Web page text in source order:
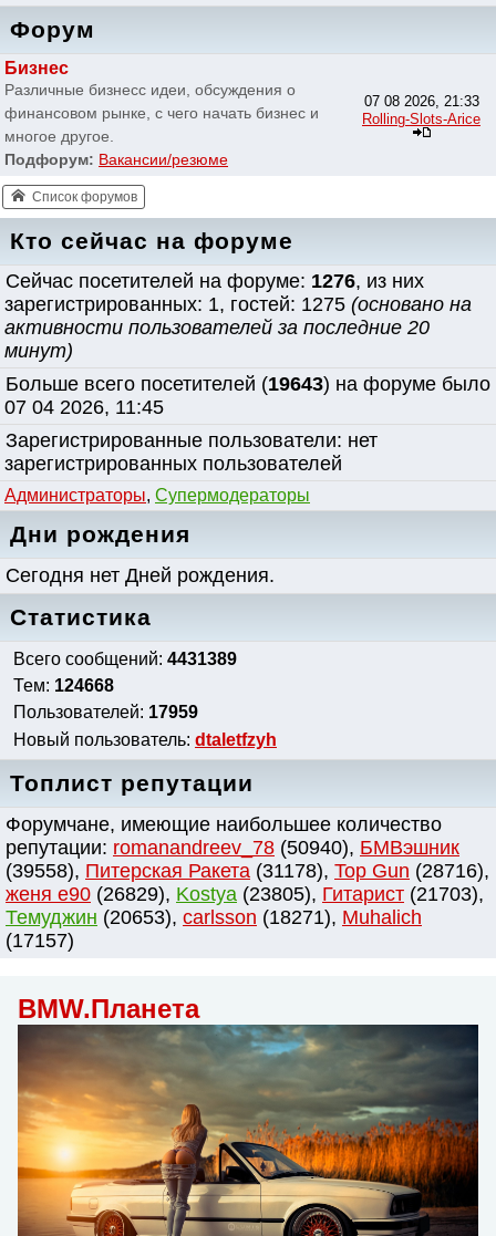
Кто сейчас на форуме
Сейчас посетителей на форуме: 1276, из них
зарегистрированных: 1, гостей: 1275 (основано на
активности пользователей за последние 20
минут)
Больше всего посетителей (19643) на форуме было
07 04 2026, 11:45
Зарегистрированные пользователи: нет
зарегистрированных пользователей
Администраторы, Супермодераторы
Дни рождения
Сегодня нет Дней рождения.
Статистика
Всего сообщений: 4431389
Тем: 124668
Пользователей: 17959
Новый пользователь: dtaletfzyh
Топлист репутации
Форумчане, имеющие наибольшее количество
репутации: romanandreev_78 (50940), БМВэшник
(39558), Питерская Ракета (31178), Top Gun (28716),
женя e90 (26829), Kostya (23805), Гитарист (21703),
Темуджин (20653), сarlsson (18271), Muhalich
(17157)
BMW.Планета
Форум
Бизнес
Различные бизнесс идеи, обсуждения о
финансовом рынке, с чего начать бизнес и
многое другое.
Подфорум: Вакансии/резюме
07 08 2026, 21:33
Rolling-Slots-Arice
Список форумов